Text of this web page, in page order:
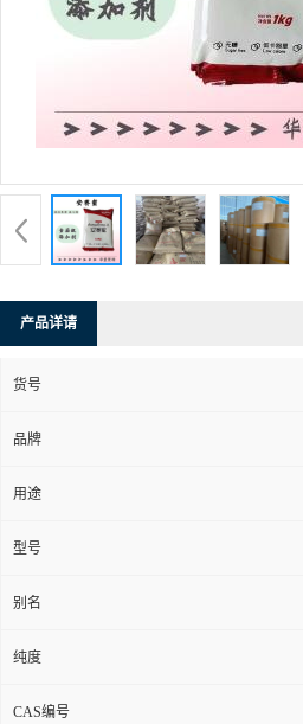
产品详请
货号
品牌
用途
型号
别名
纯度
CAS编号